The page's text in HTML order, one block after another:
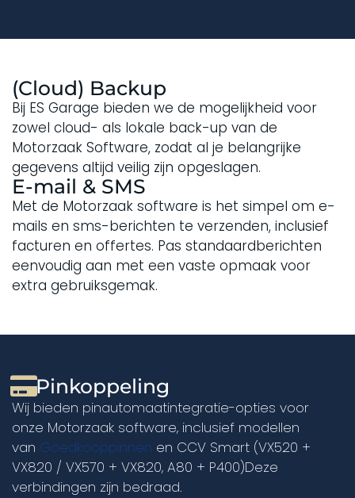
(Cloud) Backup
Bij ES Garage bieden we de mogelijkheid voor
zowel cloud- als lokale back-up van de
Motorzaak Software, zodat al je belangrijke
gegevens altijd veilig zijn opgeslagen.
E-mail & SMS
Met de Motorzaak software is het simpel om e-
mails en sms-berichten te verzenden, inclusief
facturen en offertes. Pas standaardberichten
eenvoudig aan met een vaste opmaak voor
extra gebruiksgemak.
Pinkoppeling
Wij bieden pinautomaatintegratie-opties voor
onze Motorzaak software, inclusief modellen
van Goedkooppinnen en CCV Smart (VX520 +
VX820 / VX570 + VX820, A80 + P400)Deze
verbindingen zijn bedraad.